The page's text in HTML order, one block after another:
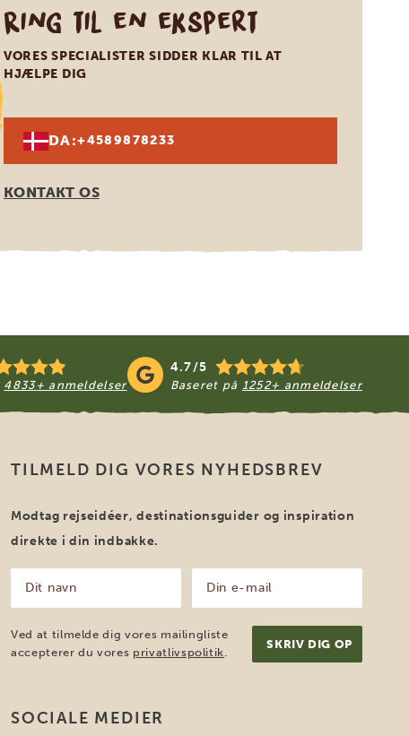
Ring til en ekspert
VORES SPECIALISTER SIDDER KLAR TIL AT
HJÆLPE DIG
DA:+4589878233
KONTAKT OS
4833+ anmeldelser
4.7/5
Baseret på 1252+ anmeldelser
TILMELD DIG VORES NYHEDSBREV
Modtag rejseidéer, destinationsguider og inspiration
direkte i din indbakke.
navn
(Påkrævet)
mail
(Påkrævet)
Ved at tilmelde dig vores mailingliste
accepterer du vores privatlivspolitik.
SOCIALE MEDIER